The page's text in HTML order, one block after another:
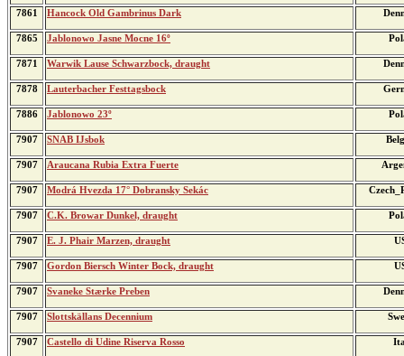
7861 Hancock Old Gambrinus Dark
7865 Jablonowo Jasne Mocne 16º
7871 Warwik Lause Schwarzbock, draught
7878 Lauterbacher Festtagsbock
7886 Jablonowo 23º
7907 SNAB IJsbok
7907 Araucana Rubia Extra Fuerte
7907 Modrá Hvezda 17° Dobransky Sekác
7907 C.K. Browar Dunkel, draught
7907 E. J. Phair Marzen, draught
7907 Gordon Biersch Winter Bock, draught
7907 Svaneke Stærke Preben
7907 Slottskällans Decennium
7907 Castello di Udine Riserva Rosso